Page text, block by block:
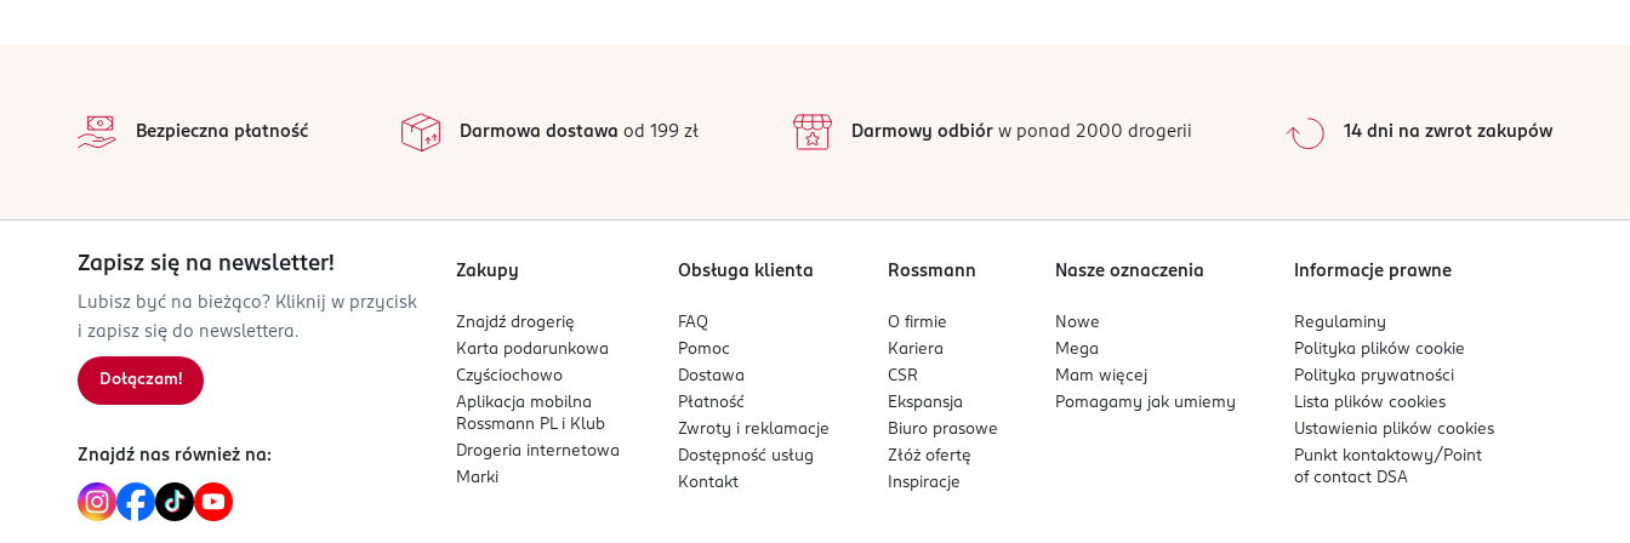
Reguły
PL-Polska
Kod EAN
5 906942 550038
2
1
0%
Sortowanie wgdata: od najnowszej
Bezpieczna płatność Darmowa dostawa od 199 zł Darmowy odbiórw ponad 2000 drogerii 14 dni na zwrot zakupów
Zapisz się na newsletter!
Lubisz być na bieżąco? Kliknij w przycisk
i zapisz się do newslettera.
Dołączam!
Znajdź nas również na:
Zakupy
Znajdź drogerię
Karta podarunkowa
Czyściochowo
Aplikacja mobilna
Rossmann PL i Klub
Drogeria internetowa
Marki
Obsługa klienta
FAQ
Pomoc
Dostawa
Płatność
Zwroty i reklamacje
Dostępność usług
Kontakt
Rossmann
O firmie
Kariera
CSR
Ekspansja
Biuro prasowe
Złóż ofertę
Inspiracje
Nasze oznaczenia
Nowe
Mega
Mam więcej
Pomagamy jak umiemy
Informacje prawne
Regulaminy
Polityka plikówcookie
Polityka prywatności
Lista plikówcookies
Ustawienia plikówcookies
Punkt kontaktowy/ Point
of contact DSA